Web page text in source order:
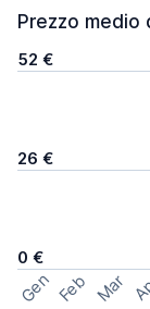
Prezzo medio
52 €
26 €
0 €
Gen Feb Mar